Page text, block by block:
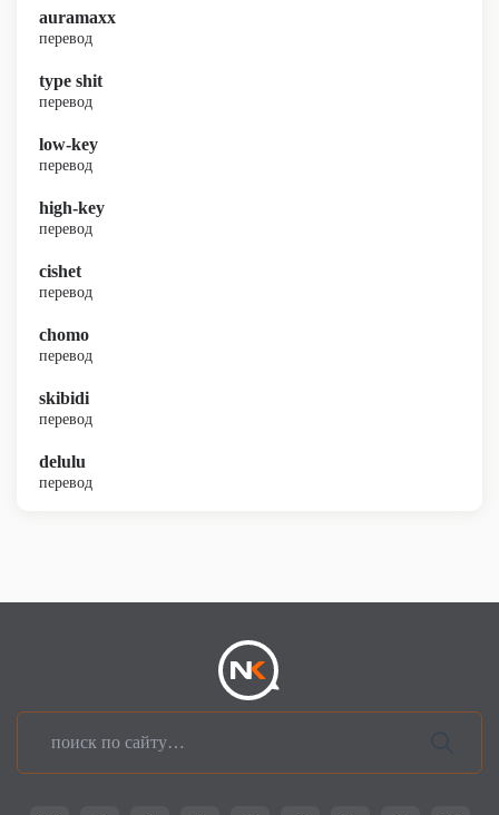
auramaxx
перевод
type shit
перевод
low-key
перевод
high-key
перевод
cishet
перевод
chomo
перевод
skibidi
перевод
delulu
перевод